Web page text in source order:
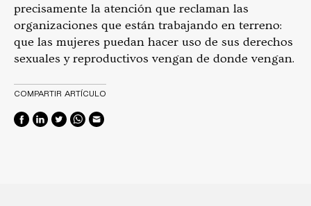
precisamente la atención que reclaman las
organizaciones que están trabajando en terreno:
que las mujeres puedan hacer uso de sus derechos
sexuales y reproductivos vengan de donde vengan.
COMPARTIR ARTÍCULO